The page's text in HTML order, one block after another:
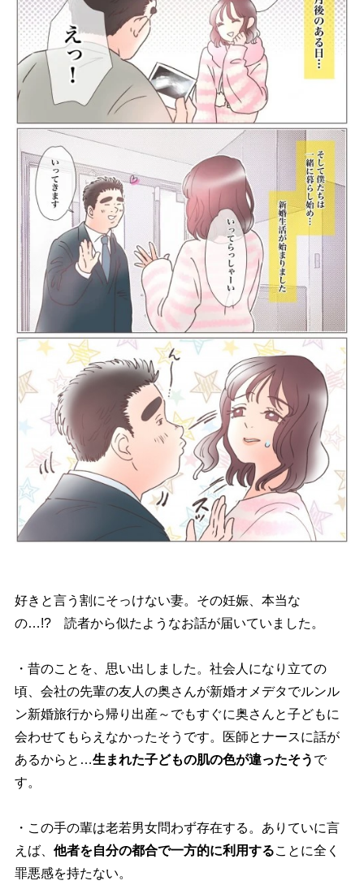
好きと言う割にそっけない妻。その妊娠、本当な
の…!? 読者から似たようなお話が届いていました。
・昔のことを、思い出しました。社会人になり立ての
頃、会社の先輩の友人の奥さんが新婚オメデタでルンル
ン新婚旅行から帰り出産～でもすぐに奥さんと子どもに
会わせてもらえなかったそうです。医師とナースに話が
あるからと…生まれた子どもの肌の色が違ったそう で
す。
・この手の輩は老若男女問わず存在する。ありていに言
えば、 他者を自分の都合で一方的に利用することに全く
罪悪感を持たない。